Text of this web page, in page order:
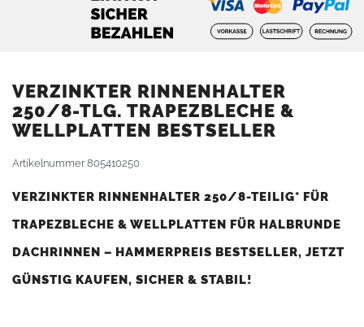
VERZINKTER RINNENHALTER
250/8-TLG. TRAPEZBLECHE &
WELLPLATTEN BESTSELLER
Artikelnummer805410250
VERZINKTER RINNENHALTER 250/8-TEILIG* FÜR
TRAPEZBLECHE & WELLPLATTEN FÜR HALBRUNDE
DACHRINNEN – HAMMERPREIS BESTSELLER, JETZT
GÜNSTIG KAUFEN, SICHER & STABIL!